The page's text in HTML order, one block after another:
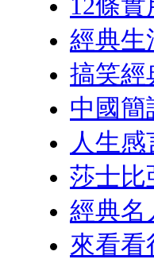
12條實
經典生
搞笑經
中國簡
人生
莎士比
經典名
來看看